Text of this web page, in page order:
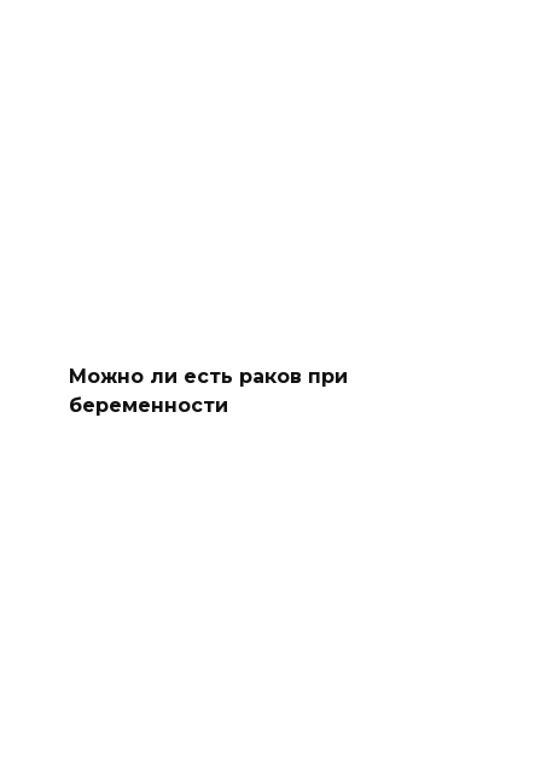
Можно ли есть раков при
беременности